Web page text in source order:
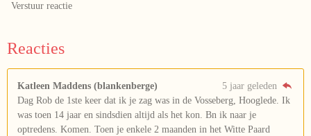
Verstuur reactie
Reacties
Katleen Maddens (blankenberge)
5 jaar geleden
Dag Rob de 1ste keer dat ik je zag was in de Vosseberg, Hooglede. Ik
was toen 14 jaar en sindsdien altijd als het kon. Bn ik naar je
optredens. Komen. Toen je enkele 2 maanden in het Witte Paard